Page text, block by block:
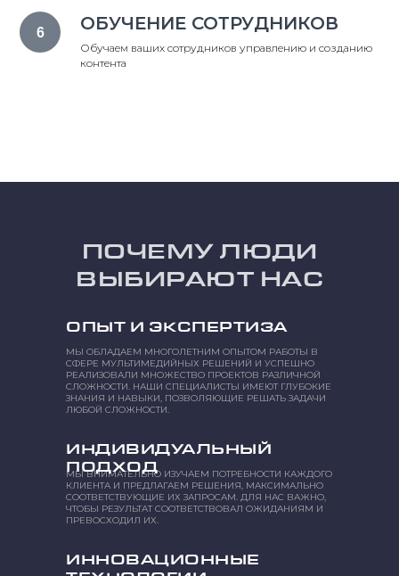
ОБУЧЕНИЕ СОТРУДНИКОВ
Обучаем ваших сотрудников управлению и созданию
контента
ИННОВАЦИОННЫЕ
МЫ ВНИМАТЕЛЬНО ИЗУЧАЕМ ПОТРЕБНОСТИ КАЖДОГО
КЛИЕНТА И ПРЕДЛАГАЕМ РЕШЕНИЯ, МАКСИМАЛЬНО
СООТВЕТСТВУЮЩИЕ ИХ ЗАПРОСАМ. ДЛЯ НАС ВАЖНО,
ЧТОБЫ РЕЗУЛЬТАТ СООТВЕТСТВОВАЛ ОЖИДАНИЯМ И
ПРЕВОСХОДИЛ ИХ.
ИНДИВИДУАЛЬНЫЙ
ПОДХОД
МЫ ОБЛАДАЕМ МНОГОЛЕТНИМ ОПЫТОМ РАБОТЫ В
СФЕРЕ МУЛЬТИМЕДИЙНЫХ РЕШЕНИЙ И УСПЕШНО
РЕАЛИЗОВАЛИ МНОЖЕСТВО ПРОЕКТОВ РАЗЛИЧНОЙ
СЛОЖНОСТИ. НАШИ СПЕЦИАЛИСТЫ ИМЕЮТ ГЛУБОКИЕ
ЗНАНИЯ И НАВЫКИ, ПОЗВОЛЯЮЩИЕ РЕШАТЬ ЗАДАЧИ
ЛЮБОЙ СЛОЖНОСТИ.
ОПЫТ И ЭКСПЕРТИЗА
ПОЧЕМУ ЛЮДИ
ВЫБИРАЮТ НАС